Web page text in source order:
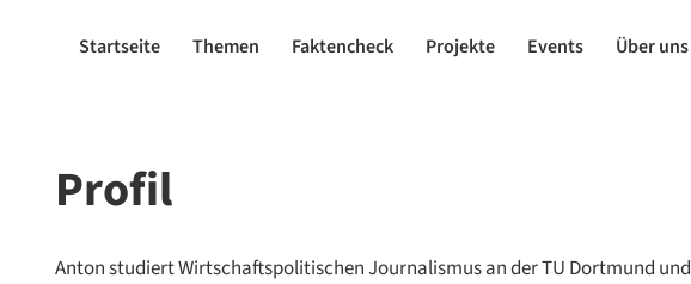
Startseite Themen Faktencheck Projekte Events Über uns
Profil
Anton studiert Wirtschaftspolitischen Journalismus an der TU Dortmund und